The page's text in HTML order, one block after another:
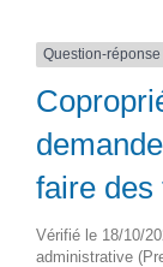
Question-réponse
faire des
Vérifié le 18/10/
administrative